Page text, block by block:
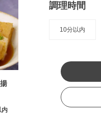
内
調理時間
10分以内